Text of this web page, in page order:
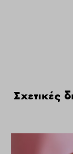
Σχετικές